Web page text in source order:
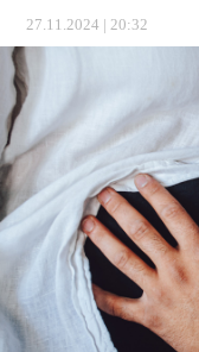
27.11.2024 | 20:32